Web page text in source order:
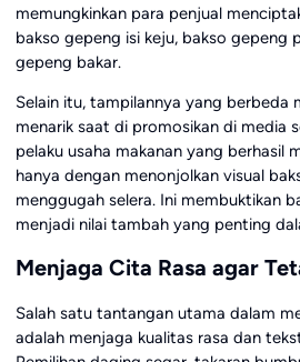
memungkinkan para penjual
bakso gepeng isi keju, bakso gepeng
gepeng bakar.
Selain itu, tampilannya yang berbeda
menarik saat di promosikan di media
pelaku usaha makanan yang berhasil
hanya dengan menonjolkan visual
menggugah selera. Ini membuktikan
menjadi nilai tambah yang penting
Menjaga Cita Rasa agar
Salah satu tantangan utama dalam
adalah menjaga kualitas rasa dan